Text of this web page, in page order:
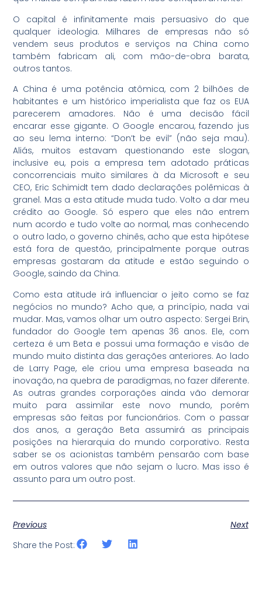
O capital é infinitamente mais persuasivo do que
qualquer ideologia. Milhares de empresas não só
vendem seus produtos e serviços na China como
também fabricam ali, com mão-de-obra barata,
outros tantos.
A China é uma potência atômica, com 2 bilhões de
habitantes e um histórico imperialista que faz os EUA
parecerem amadores. Não é uma decisão fácil
encarar esse gigante. O Google encarou, fazendo jus
ao seu lema interno: “Don’t be evil” (não seja mau).
Aliás, muitos estavam questionando este slogan,
inclusive eu, pois a empresa tem adotado práticas
concorrenciais muito similares à da Microsoft e seu
CEO, Eric Schimidt tem dado declarações polêmicas à
granel. Mas a esta atitude muda tudo. Volto a dar meu
crédito ao Google. Só espero que eles não entrem
num acordo e tudo volte ao normal, mas conhecendo
o outro lado, o governo chinês, acho que esta hipótese
está fora de questão, principalmente porque outras
empresas gostaram da atitude e estão seguindo o
Google, saindo da China.
Como esta atitude irá influenciar o jeito como se faz
negócios no mundo? Acho que, a princípio, nada vai
mudar. Mas, vamos olhar um outro aspecto: Sergei Brin,
fundador do Google tem apenas 36 anos. Ele, com
certeza é um Beta e possui uma formação e visão de
mundo muito distinta das gerações anteriores. Ao lado
de Larry Page, ele criou uma empresa baseada na
inovação, na quebra de paradigmas, no fazer diferente.
As outras grandes corporações ainda vão demorar
muito para assimilar este novo mundo, porém
empresas são feitas por funcionários. Com o passar
dos anos, a geração Beta assumirá as principais
posições na hierarquia do mundo corporativo. Resta
saber se os acionistas também pensarão com base
em outros valores que não sejam o lucro. Mas isso é
assunto para um outro post.
Previous
Next
Share the Post: